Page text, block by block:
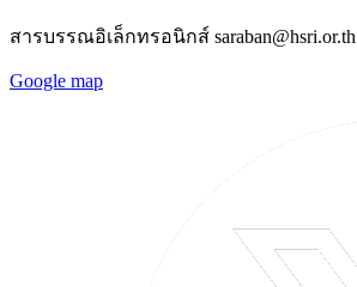
สารบรรณอิเล็กทรอนิกส์ saraban@hsri.or.th
Google map